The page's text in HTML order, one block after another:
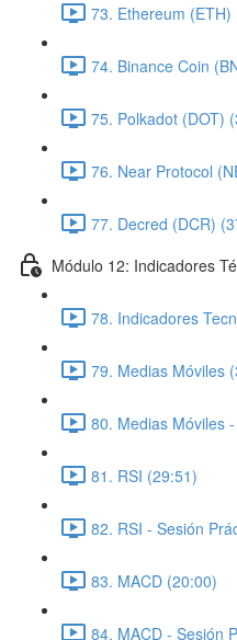
73. Ethereum (ETH)
74. Binance Coin
75. Polkadot (DOT)
76. Near Protocol
77. Decred (DCR)
Módulo 12: Indicadores
78. Indicadores
79. Medias Móviles
80. Medias Móviles
81. RSI (29:51)
82. RSI - Sesión
83. MACD (20:00)
84. MACD - Sesión